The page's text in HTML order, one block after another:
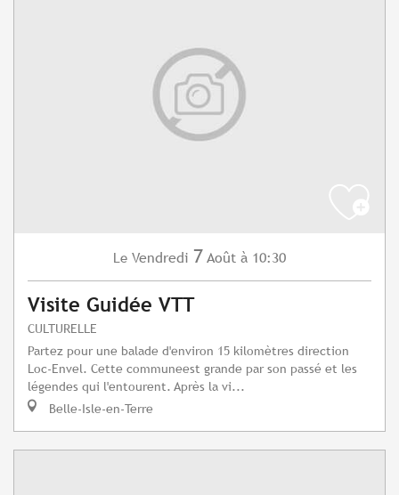
Le Vendredi 7 Août à 10:30
Visite Guidée VTT
CULTURELLE
Partez pour une balade d'environ 15 kilomètres direction
Loc-Envel. Cette communeest grande par son passé et les
légendes qui l'entourent. Après la vi...
Belle-Isle-en-Terre